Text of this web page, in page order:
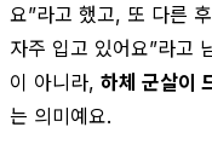
요”라고 했고, 또 다른
자주 입고 있어요”라고
이 아니라, 하체 군살이
는 의미예요.